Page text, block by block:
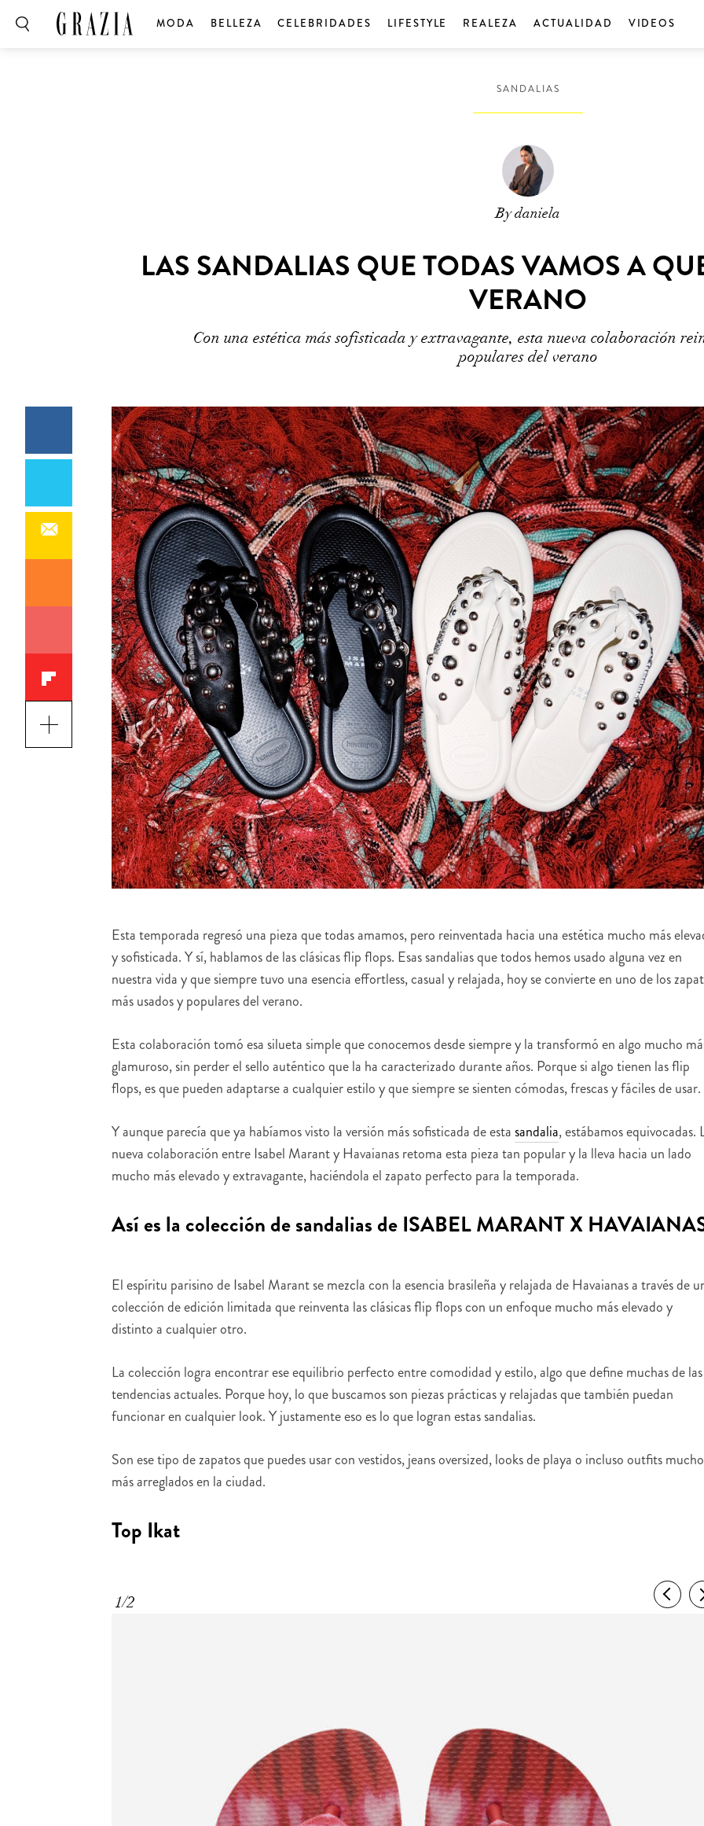
MODA BELLEZA CELEBRIDADES LIFESTYLE REALEZA ACTUALIDAD VIDEOS
SANDALIAS
By daniela
LAS SANDALIAS QUE TODAS VAMOS A
VERANO
Con una estética más sofisticada y extravagante, esta nueva colaboración
populares del verano
Esta temporada regresó una pieza que todas amamos, pero reinventada hacia una estética mucho más
y sofisticada. Y sí, hablamos de las clásicas flip flops. Esas sandalias que todos hemos usado alguna vez en
nuestra vida y que siempre tuvo una esencia effortless, casual y relajada, hoy se convierte en uno de los
más usados y populares del verano.
Esta colaboración tomó esa silueta simple que conocemos desde siempre y la transformó en algo mucho
glamuroso, sin perder el sello auténtico que la ha caracterizado durante años. Porque si algo tienen las flip
flops, es que pueden adaptarse a cualquier estilo y que siempre se sienten cómodas, frescas y fáciles de usar.
Y aunque parecía que ya habíamos visto la versión más sofisticada de estasandalia, estábamos equivocadas.
nueva colaboración entre Isabel Marant y Havaianas retoma esta pieza tan popular y la lleva hacia un lado
mucho más elevado y extravagante, haciéndola el zapato perfecto para la temporada.
Así es la colección de sandalias de ISABEL MARANT X
El espíritu parisino de Isabel Marant se mezcla con la esencia brasileña y relajada de Havaianas a través de
colección de edición limitada que reinventa las clásicas flip flops con un enfoque mucho más elevado y
distinto a cualquier otro.
La colección logra encontrar ese equilibrio perfecto entre comodidad y estilo, algo que define muchas de las
tendencias actuales. Porque hoy, lo que buscamos son piezas prácticas y relajadas que también puedan
funcionar en cualquier look. Y justamente eso es lo que logran estas sandalias.
Son ese tipo de zapatos que puedes usar con vestidos, jeans oversized, looks de playa o incluso outfits mucho
más arreglados en la ciudad.
Top Ikat
1/2